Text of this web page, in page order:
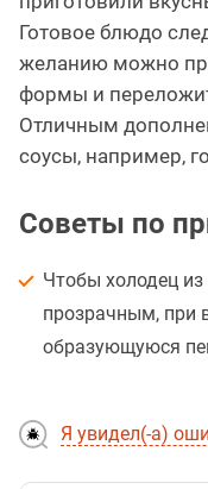
Готовое блюдо
желанию можно
формы и
Отличным
соусы, например,
Советы по
Чтобы холодец
прозрачным, при
образующуюся
Я увидел(-а)